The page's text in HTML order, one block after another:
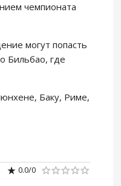
чемпионата
могут попасть
Бильбао, где
Баку, Риме,
0.0/0